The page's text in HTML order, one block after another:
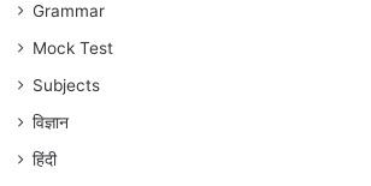
Grammar
Mock Test
Subjects
विज्ञान
हिंदी